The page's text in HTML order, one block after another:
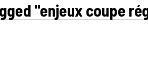
"enjeux coupe